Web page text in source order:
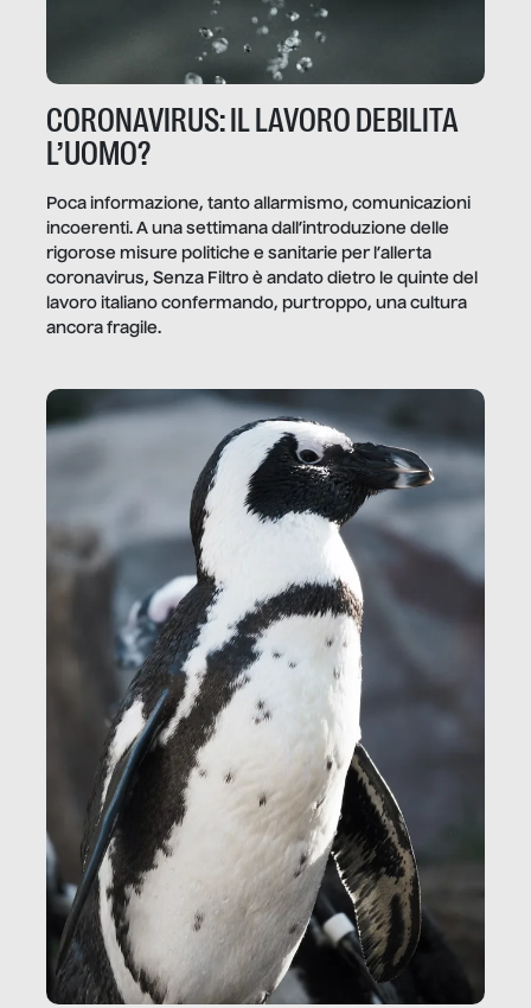
CORONAVIRUS: IL LAVORO DEBILITA
L’UOMO?
Poca informazione, tanto allarmismo, comunicazioni
incoerenti. A una settimana dall’introduzione delle
rigorose misure politiche e sanitarie per l’allerta
coronavirus, Senza Filtro è andato dietro le quinte del
lavoro italiano confermando, purtroppo, una cultura
ancora fragile.